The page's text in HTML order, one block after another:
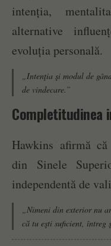
intenția,
alternative
evoluția personală.
„Intenţia şi modul de
de vindecare.”
Completitudinea
Hawkins afirmă
din Sinele
independentă de
„Nimeni din exterior nu
că tu eşti suficient,